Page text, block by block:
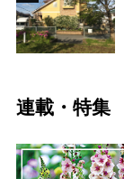
連載・特集